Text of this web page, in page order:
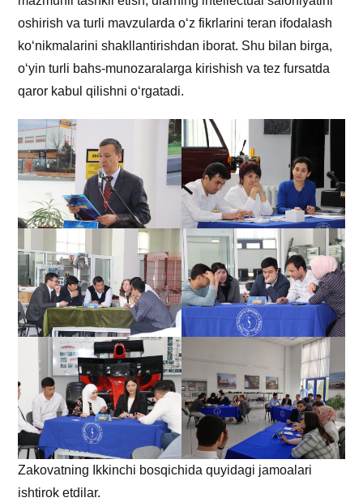
oshirish va turli mavzularda o‘z fikrlarini teran ifodalash
ko‘nikmalarini shakllantirishdan iborat. Shu bilan birga,
o‘yin turli bahs-munozaralarga kirishish va tez fursatda
qaror kabul qilishni o‘rgatadi.
Zakovatning Ikkinchi bosqichida quyidagi jamoalari
ishtirok etdilar.